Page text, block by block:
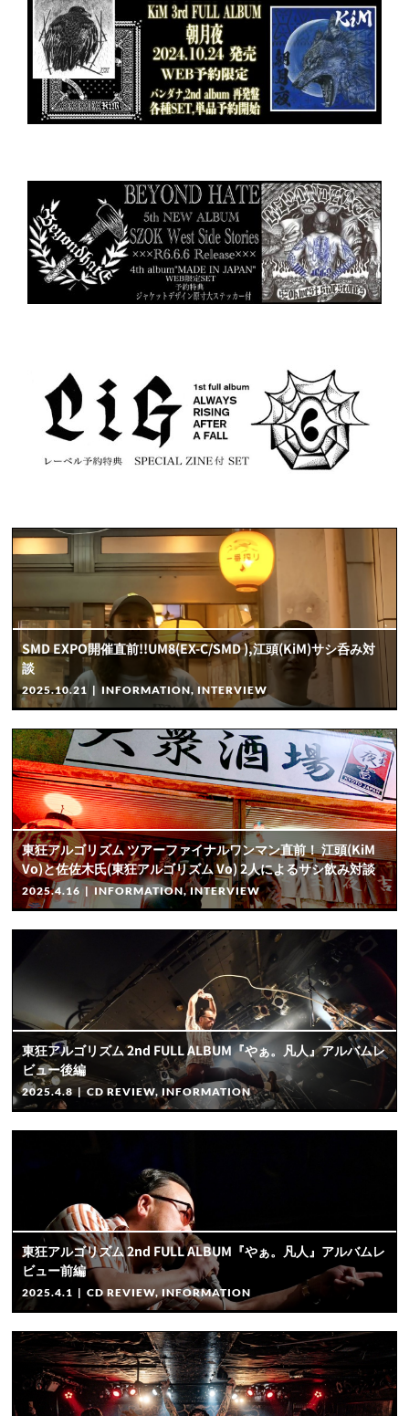
SMD EXPO開催直前!!UM8(EX-C/SMD ),江頭(KiM)サシ呑み対
談
2025.10.21 | INFORMATION,INTERVIEW
東狂アルゴリズム ツアーファイナルワンマン直前！ 江頭(KiM
Vo)と佐佐木氏(東狂アルゴリズム Vo) 2人によるサシ飲み対談
2025.4.16 | INFORMATION,INTERVIEW
東狂アルゴリズム 2nd FULL ALBUM『やぁ。凡人』アルバムレ
ビュー後編
2025.4.8 | CD REVIEW,INFORMATION
東狂アルゴリズム 2nd FULL ALBUM『やぁ。凡人』アルバムレ
ビュー前編
2025.4.1 | CD REVIEW,INFORMATION